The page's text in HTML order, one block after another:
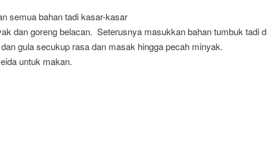
semua bahan tadi kasar-kasar
dan goreng belacan. Seterusnya masukkan bahan tumbuk tadi
gula secukup rasa dan masak hingga pecah minyak.
untuk makan.